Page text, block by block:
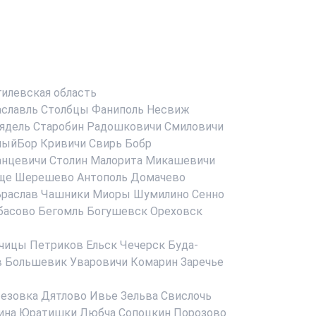
область
Столбцы Фаниполь Несвиж
Старобин Радошковичи Смиловичи
Кривичи Свирь Бобр
Столин Малорита Микашевичи
Шерешево Антополь Домачево
Чашники Миоры Шумилино Сенно
Бегомль Богушевск Ореховск
Петриков Ельск Чечерск Буда-
Большевик Уваровичи Комарин Заречье
Дятлово Ивье Зельва Свислочь
Юратишки Любча Сопоцкин Порозово